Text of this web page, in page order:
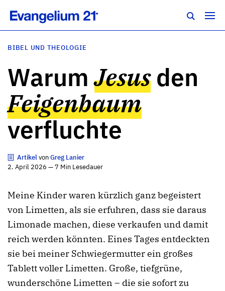
BIBEL UND THEOLOGIE
WarumJesusden
Feigenbaum
verfluchte
ArtikelvonGreg Lanier
2. April 2026 — 7 Min Lesedauer
Meine Kinder waren kürzlich ganz begeistert
von Limetten, als sie erfuhren, dass sie daraus
Limonade machen, diese verkaufen und damit
reich werden könnten. Eines Tages entdeckten
sie bei meiner Schwiegermutter ein großes
Tablett voller Limetten. Große, tiefgrüne,
wunderschöne Limetten – die sie sofort zu